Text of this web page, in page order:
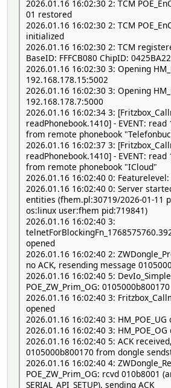
2026.01.16 16:02:30 2: TCM
01 restored
2026.01.16 16:02:30 2: TCM
initialized
2026.01.16 16:02:30 2: TCM
BaseID: FFFCB080 ChipID:
2026.01.16 16:02:30 3: Opening
192.168.178.15:5002
2026.01.16 16:02:30 3: Opening
192.168.178.7:5000
2026.01.16 16:02:34 3:
readPhonebook.1410] - EVENT:
from remote phonebook
2026.01.16 16:02:37 3:
readPhonebook.1410] - EVENT:
from remote phonebook "ICloud"
2026.01.16 16:02:40 0:
2026.01.16 16:02:40 0: Server
entities (fhem.pl:30719/2026-01-11
os:linux user:fhem pid:719841)
2026.01.16 16:02:40 3:
opened
2026.01.16 16:02:40 2:
no ACK, resending message
2026.01.16 16:02:40 5:
POE_ZW_Prim_OG: 0105000b800170
2026.01.16 16:02:40 3:
opened
2026.01.16 16:02:40 3:
2026.01.16 16:02:40 3:
2026.01.16 16:02:40 5: ACK
0105000b800170 from dongle
2026.01.16 16:02:40 4:
POE_ZW_Prim_OG: rcvd 010b8001
SERIAL_API_SETUP), sending ACK